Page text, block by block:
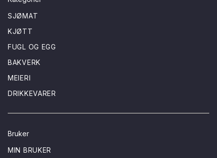
SJØMAT
KJØTT
FUGL OG EGG
BAKVERK
MEIERI
DRIKKEVARER
Bruker
MIN BRUKER